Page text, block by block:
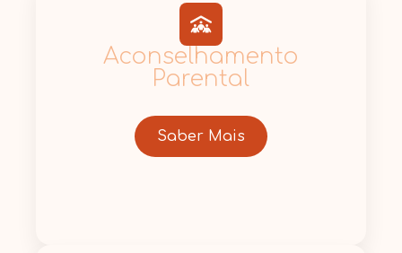
Aconselhamento
Parental
Saber Mais